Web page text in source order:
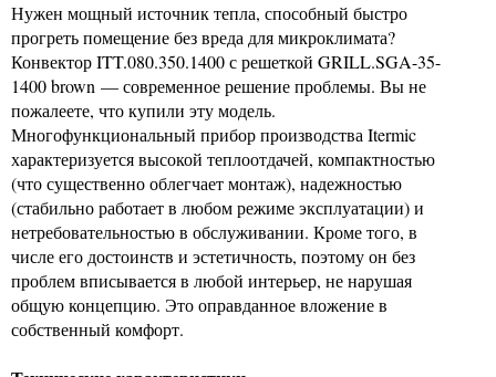
Нужен мощный источник тепла, способный быстро
прогреть помещение без вреда для микроклимата?
Конвектор ITT.080.350.1400 с решеткой GRILL.SGA-35-
1400 brown — современное решение проблемы. Вы не
пожалеете, что купили эту модель.
Многофункциональный прибор производства Itermic
характеризуется высокой теплоотдачей, компактностью
(что существенно облегчает монтаж), надежностью
(стабильно работает в любом режиме эксплуатации) и
нетребовательностью в обслуживании. Кроме того, в
числе его достоинств и эстетичность, поэтому он без
проблем вписывается в любой интерьер, не нарушая
общую концепцию. Это оправданное вложение в
собственный комфорт.